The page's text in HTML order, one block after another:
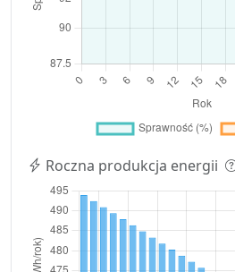
Roczna produkcja energii